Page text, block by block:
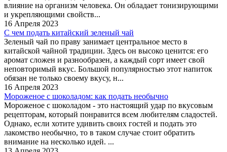
влияние на организм человека. Он обладает тонизирующими
и укрепляющими свойств...
16 Апреля 2023
С чем подать китайский зеленый чай
Зеленый чай по праву занимает центральное место в
китайской чайной традиции. Здесь он высоко ценится: его
аромат сложен и разнообразен, а каждый сорт имеет свой
неповторимый вкус. Большой популярностью этот напиток
обязан не только своему вкусу, н...
16 Апреля 2023
Мороженое с шоколадом: как подать необычно
Мороженое с шоколадом - это настоящий удар по вкусовым
рецепторам, который понравится всем любителям сладостей.
Однако, если хотите удивить своих гостей и подать это
лакомство необычно, то в таком случае стоит обратить
внимание на несколько идей. ...